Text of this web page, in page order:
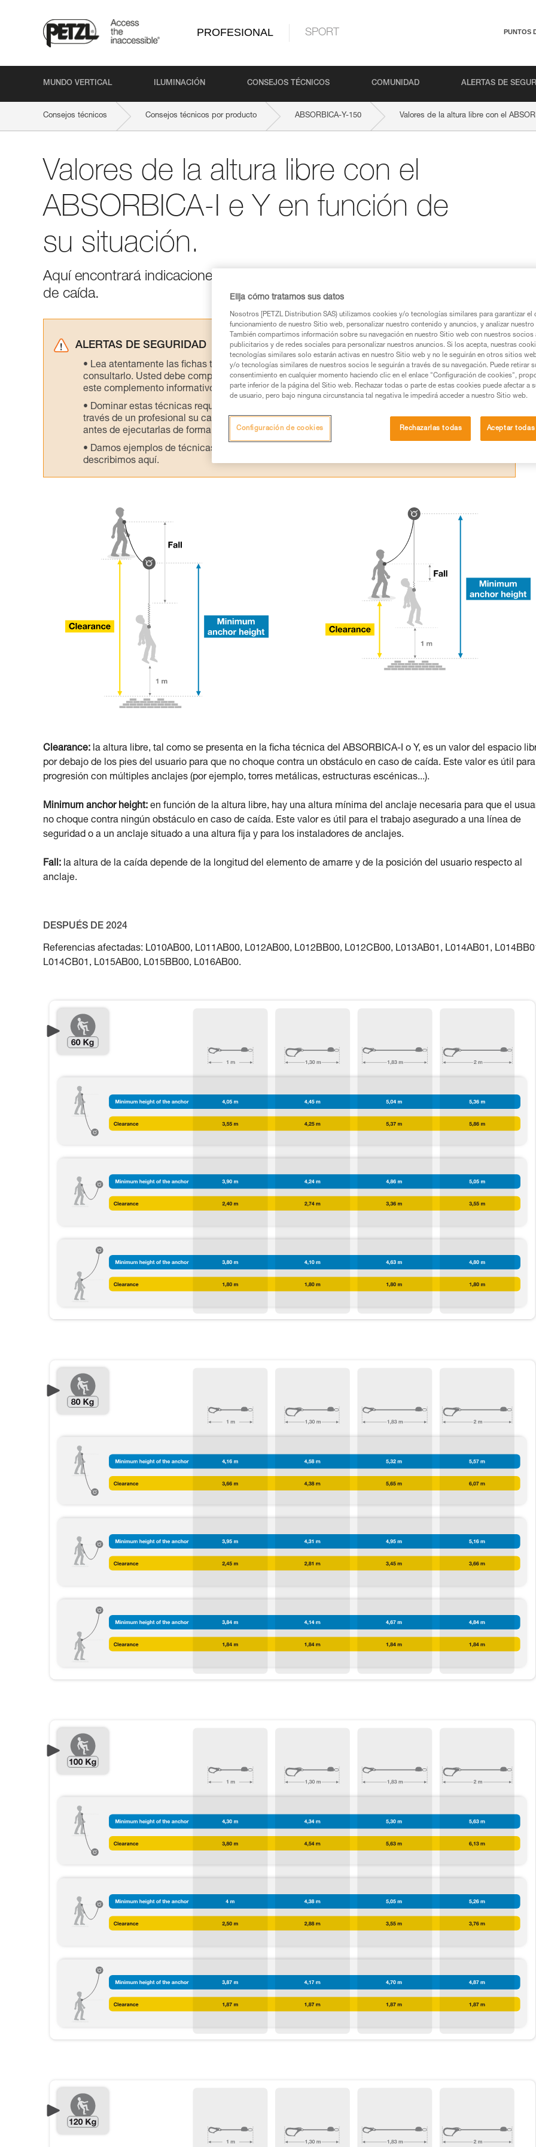
PROFESIONAL SPORT PUNTOS
MUNDO VERTICAL ILUMINACIÓN CONSEJOS TÉCNICOS COMUNIDAD ALERTAS DE
Consejos técnicos Consejos técnicos por producto ABSORBICA-Y-150 Valores de la altura libre con el
Valores de la altura libre con el
ABSORBICA-I e Y en función de
su situación.
Aquí encontrará indicaciones precisas para no chocar contra un obstáculo en
de caída.
ALERTAS DE SEGURIDAD
Lea atentamente las fichas técnicas de los productos utilizados en este consejo antes de
consultarlo. Usted debe comprender la información de la ficha técnica para poder comprender
este complemento informativo.
Dominar estas técnicas requiere una formación y un entrenamiento específico. Confirme a
través de un profesional su capacidad para ejecutar estas técnicas, solo y con total seguridad,
antes de ejecutarlas de forma autónoma.
Damos ejemplos de técnicas relacionadas con su actividad. Pueden existir otras que no
describimos aquí.
Clearance: la altura libre, tal como se presenta en la ficha técnica del ABSORBICA-I o Y, es un valor del espacio
por debajo de los pies del usuario para que no choque contra un obstáculo en caso de caída. Este valor es útil
progresión con múltiples anclajes (por ejemplo, torres metálicas, estructuras escénicas...).
Minimum anchor height: en función de la altura libre, hay una altura mínima del anclaje necesaria para que el
no choque contra ningún obstáculo en caso de caída. Este valor es útil para el trabajo asegurado a una línea de
seguridad o a un anclaje situado a una altura fija y para los instaladores de anclajes.
Fall: la altura de la caída depende de la longitud del elemento de amarre y de la posición del usuario respecto al
anclaje.
DESPUÉS DE 2024
Referencias afectadas: L010AB00, L011AB00, L012AB00, L012BB00, L012CB00, L013AB01, L014AB01,
L014CB01, L015AB00, L015BB00, L016AB00.
Elija cómo tratamos sus datos
Nosotros [PETZL Distribution SAS) utilizamos cookies y/o tecnologías similares para garantizar el
funcionamiento de nuestro Sitio web, personalizar nuestro contenido y anuncios, y analizar
También compartimos información sobre su navegación en nuestro Sitio web con nuestros socios
publicitarios y de redes sociales para personalizar nuestros anuncios. Si los acepta, nuestras
tecnologías similares solo estarán activas en nuestro Sitio web y no le seguirán en otros sitios
y/o tecnologías similares de nuestros socios le seguirán a través de su navegación. Puede retirar
consentimiento en cualquier momento haciendo clic en el enlace "Configuración de cookies",
parte inferior de la página del Sitio web. Rechazar todas o parte de estas cookies puede afectar a
de usuario, pero bajo ninguna circunstancia tal negativa le impedirá acceder a nuestro Sitio web.
Rechazarlas todas Aceptar
Configuración de cookies